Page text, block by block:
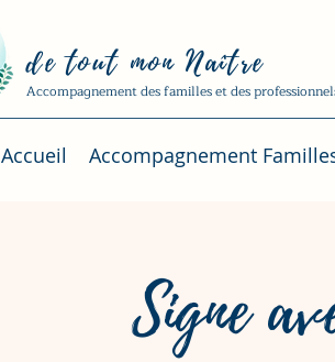
de tout mon Naître
Accompagnement des familles et des
Accueil Accompagnement
Signe